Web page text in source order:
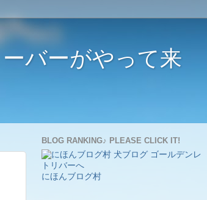
バーがやって来
BLOG RANKING♪ PLEASE CLICK IT!
にほんブログ村